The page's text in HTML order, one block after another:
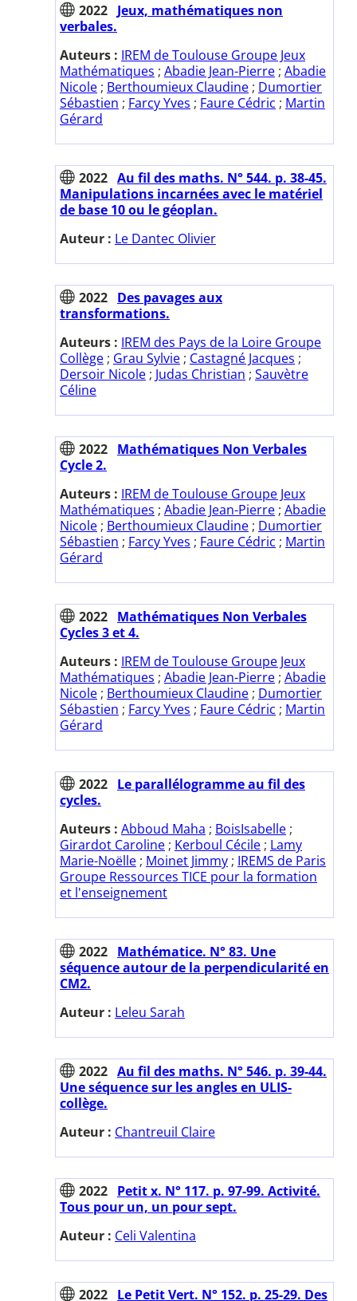
2022 Jeux, mathématiques non
verbales.
Auteurs : IREM de Toulouse Groupe Jeux
Mathématiques ; Abadie Jean-Pierre ; Abadie
Nicole ; Berthoumieux Claudine ; Dumortier
Sébastien ; Farcy Yves ; Faure Cédric ; Martin
Gérard
2022 Au fil des maths. N° 544. p. 38-45.
Manipulations incarnées avec le matériel
de base 10 ou le géoplan.
Auteur : Le Dantec Olivier
2022 Des pavages aux
transformations.
Auteurs : IREM des Pays de la Loire Groupe
Collège ; Grau Sylvie ; Castagné Jacques ;
Dersoir Nicole ; Judas Christian ; Sauvètre
Céline
2022 Mathématiques Non Verbales
Cycle 2.
Auteurs : IREM de Toulouse Groupe Jeux
Mathématiques ; Abadie Jean-Pierre ; Abadie
Nicole ; Berthoumieux Claudine ; Dumortier
Sébastien ; Farcy Yves ; Faure Cédric ; Martin
Gérard
2022 Mathématiques Non Verbales
Cycles 3 et 4.
Auteurs : IREM de Toulouse Groupe Jeux
Mathématiques ; Abadie Jean-Pierre ; Abadie
Nicole ; Berthoumieux Claudine ; Dumortier
Sébastien ; Farcy Yves ; Faure Cédric ; Martin
Gérard
2022 Le parallélogramme au fil des
cycles.
Auteurs : Abboud Maha ; BoisIsabelle ;
Girardot Caroline ; Kerboul Cécile ; Lamy
Marie-Noëlle ; Moinet Jimmy ; IREMS de Paris
Groupe Ressources TICE pour la formation
et l'enseignement
2022 Mathématice. N° 83. Une
séquence autour de la perpendicularité en
CM2.
Auteur : Leleu Sarah
2022 Au fil des maths. N° 546. p. 39-44.
Une séquence sur les angles en ULIS-
collège.
Auteur : Chantreuil Claire
2022 Petit x. N° 117. p. 97-99. Activité.
Tous pour un, un pour sept.
Auteur : Celi Valentina
2022 Le Petit Vert. N° 152. p. 25-29. Des